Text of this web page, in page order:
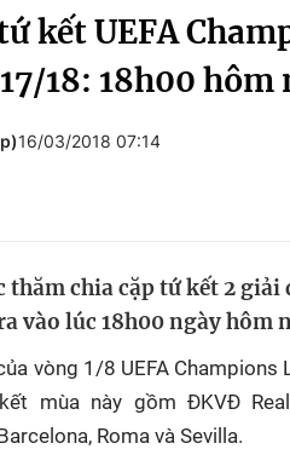
Thể thao Điện tử
kết UEFA
18: 18h00 hôm
16/03/2018 07:14
thăm chia cặp tứ kết 2 giải
vào lúc 18h00 ngày hôm
vòng 1/8 UEFA
mùa này gồm ĐKVĐ Real
Roma và Sevilla.